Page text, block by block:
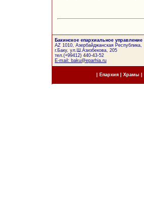
Бакинское епархиальное управление
AZ 1010, Азербайджанская Республика,
г.Баку, ул.Ш.Азизбекова, 205
тел.(+99412) 440-43-52
E-mail: baku@eparhia.ru
Епархия| Храмы